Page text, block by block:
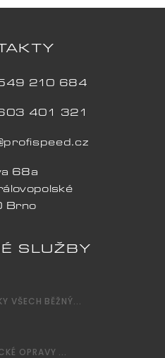
210 684
401 321
68a
Brno
SLUŽBY
VŠECH BĚŽNÝ...
OPRAVY ...